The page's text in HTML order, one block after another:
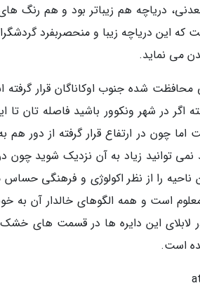
دریاچه هم زیباتر بود و هم رنگ
این دریاچه زیبا و منحصربفرد
می نماید.
چون در ارتفاع قرار گرفته از دور هم
نمی توانید زیاد به آن نزدیک شوید
معلوم است و همه الگوهای خالدار آن
لابلای این دایره ها در قسمت های خشک
است.